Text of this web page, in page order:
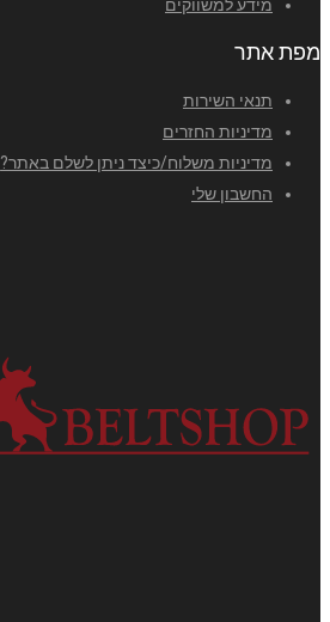
מידע למשווקים
מפת אתר
תנאי השירות
מדיניות החזרים
מדיניות משלוח/כיצד ניתן לשלם באתר?
החשבון שלי